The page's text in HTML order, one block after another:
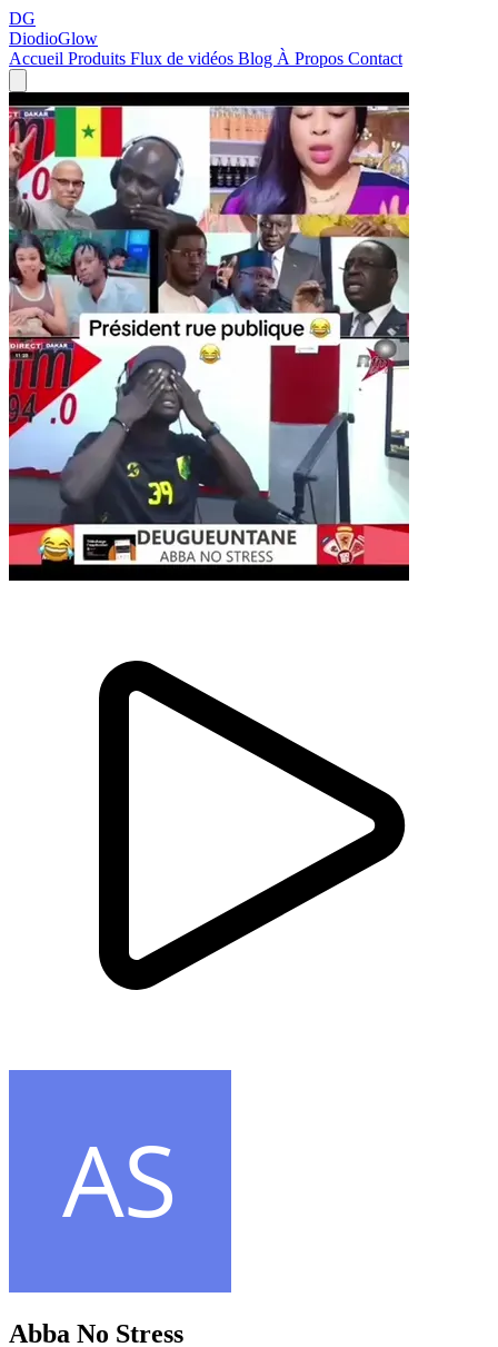
DG
DiodioGlow
Accueil Produits Flux de vidéos Blog À Propos Contact
Abba No Stress